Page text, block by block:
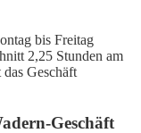
bis Freitag
2,25 Stunden am
Geschäft
Geschäft